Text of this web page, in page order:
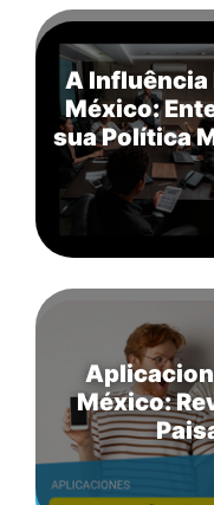
A Influência
México:
sua Política
México: